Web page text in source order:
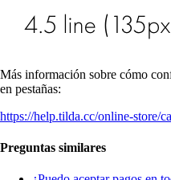
Más información sobre cómo
en pestañas:
https://help.tilda.cc/online-store/
Preguntas similares